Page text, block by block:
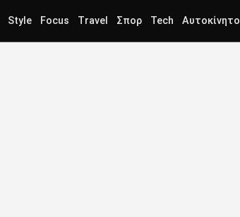
Style Focus Travel Σπορ Tech Αυτοκίνητο